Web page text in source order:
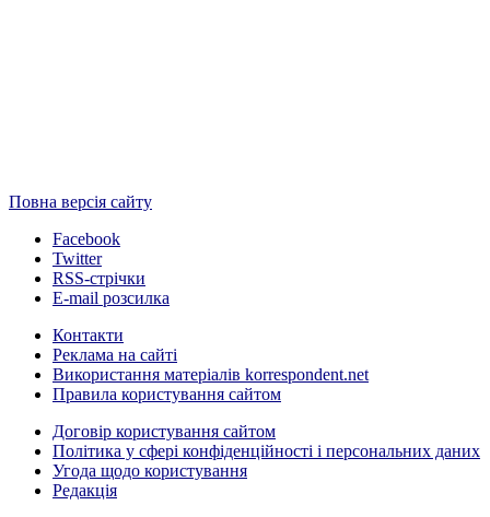
Повна версія сайту
Facebook
Twitter
RSS-стрічки
E-mail розсилка
Контакти
Реклама на сайті
Використання матеріалів korrespondent.net
Правила користування сайтом
Договір користування сайтом
Політика у сфері конфіденційності і персональних даних
Угода щодо користування
Редакція